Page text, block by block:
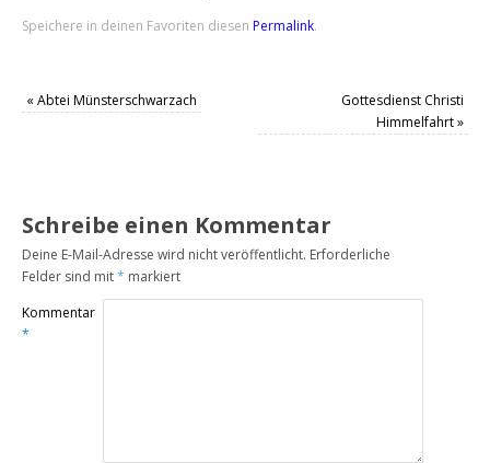
Speichere in deinen Favoriten diesenPermalink.
« Abtei Münsterschwarzach
Gottesdienst Christi
Himmelfahrt»
Schreibe einen Kommentar
Deine E-Mail-Adresse wird nicht veröffentlicht. Erforderliche
Felder sind mit* markiert
Kommentar
*